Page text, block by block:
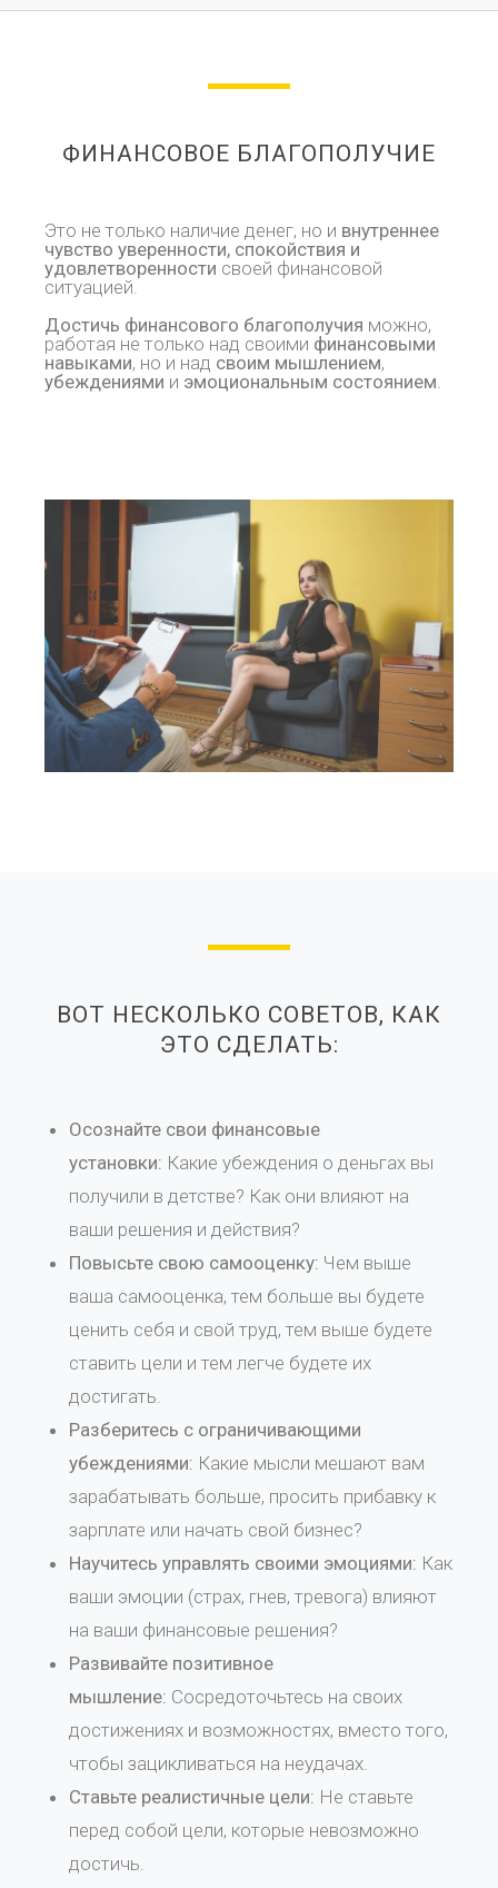
ФИНАНСОВОЕ БЛАГОПОЛУЧИЕ
Это не только наличие денег, но и внутреннее
чувство уверенности, спокойствия и
удовлетворенности своей финансовой
ситуацией.
Достичь финансового благополучия можно,
работая не только над своими финансовыми
навыками, но и над своим мышлением,
убеждениями и эмоциональным состоянием
ВОТ НЕСКОЛЬКО СОВЕТОВ, КАК
ЭТО СДЕЛАТЬ:
Осознайте свои финансовые
установки: Какие убеждения о деньгах вы
получили в детстве? Как они влияют на
ваши решения и действия?
Повысьте свою самооценку: Чем выше
ваша самооценка, тем больше вы будете
ценить себя и свой труд, тем выше будете
ставить цели и тем легче будете их
достигать.
Разберитесь с ограничивающими
убеждениями: Какие мысли мешают вам
зарабатывать больше, просить прибавку к
зарплате или начать свой бизнес?
Научитесь управлять своими эмоциями: Как
ваши эмоции (страх, гнев, тревога) влияют
на ваши финансовые решения?
Развивайте позитивное
мышление: Сосредоточьтесь на своих
достижениях и возможностях, вместо того,
чтобы зацикливаться на неудачах.
Ставьте реалистичные цели: Не ставьте
перед собой цели, которые невозможно
достичь.